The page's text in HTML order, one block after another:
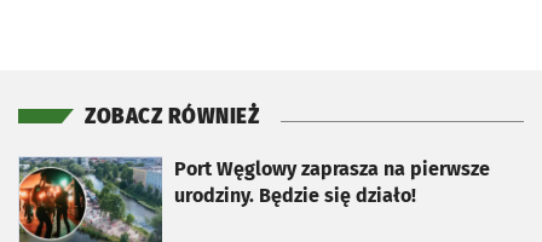
ZOBACZ RÓWNIEŻ
Port Węglowy zaprasza na pierwsze
urodziny. Będzie się działo!
otworzy się w nowej karcie